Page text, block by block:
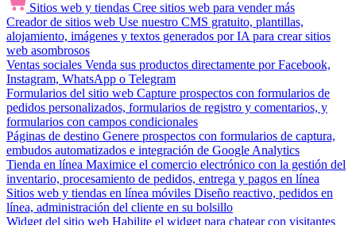
Sitios web y tiendas Cree sitios web para vender más
Creador de sitios web Use nuestro CMS gratuito, plantillas,
alojamiento, imágenes y textos generados por IA para crear sitios
web asombrosos
Ventas sociales Venda sus productos directamente por Facebook,
Instagram, WhatsApp o Telegram
Formularios del sitio web Capture prospectos con formularios de
pedidos personalizados, formularios de registro y comentarios, y
formularios con campos condicionales
Páginas de destino Genere prospectos con formularios de captura,
embudos automatizados e integración de Google Analytics
Tienda en línea Maximice el comercio electrónico con la gestión del
inventario, procesamiento de pedidos, entrega y pagos en línea
Sitios web y tiendas en línea móviles Diseño reactivo, pedidos en
línea, administración del cliente en su bolsillo
Widget del sitio web Habilite el widget para chatear con visitantes